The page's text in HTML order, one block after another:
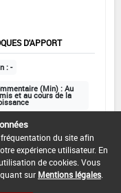
D'APPORT
: -
(Min) : Au
et au cours de la
:-
du site afin
expérience utilisateur. En
de cookies. Vous
sur Mentions légales